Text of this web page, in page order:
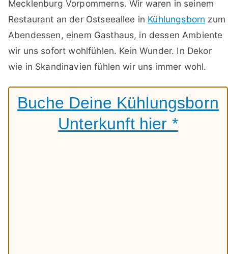
Mecklenburg Vorpommerns. Wir waren in seinem
Restaurant an der Ostseeallee in Kühlungsborn zum
Abendessen, einem Gasthaus, in dessen Ambiente
wir uns sofort wohlfühlen. Kein Wunder. In Dekor
wie in Skandinavien fühlen wir uns immer wohl.
Buche Deine Kühlungsborn
Unterkunft hier *